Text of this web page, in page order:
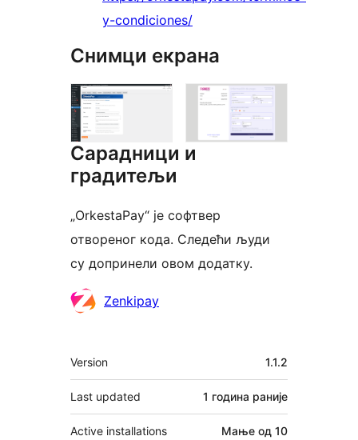
y-condiciones/
Снимци екрана
Сарадници и
градитељи
„OrkestaPay“ је софтвер
отвореног кода. Следећи људи
су допринели овом додатку.
Сарадници
Zenkipay
Мета
Version 1.1.2
Last updated 1 година раније
Active installations Мање од 10